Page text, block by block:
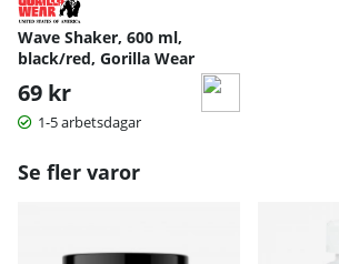
Wave Shaker, 600 ml,
black/red, Gorilla Wear
69 kr
1-5 arbetsdagar
Se fler varor